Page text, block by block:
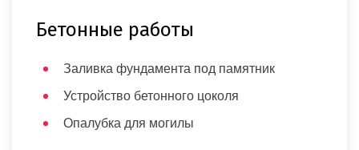
Бетонные работы
Заливка фундамента под памятник
Устройство бетонного цоколя
Опалубка для могилы